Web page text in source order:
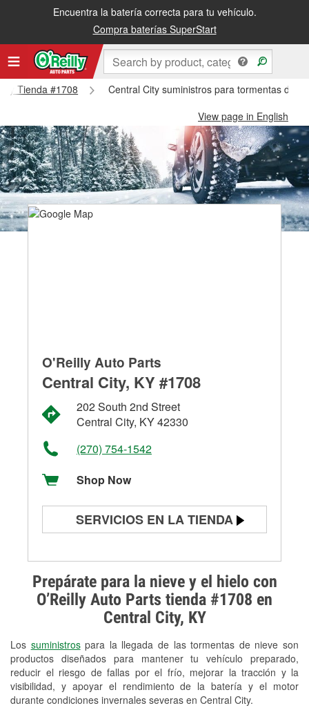
Encuentra la batería correcta para tu vehículo.
Compra baterías SuperStart
Tienda #1708
Central City suministros para tormentas de
View page in English
Prepárate para la nieve y el hielo con
O’Reilly Auto Parts tienda #1708 en
Central City, KY
Los suministrospara la llegada de las tormentas de nieve son
productos diseñados para mantener tu vehículo preparado,
reducir el riesgo de fallas por el frío, mejorar la tracción y la
visibilidad, y apoyar el rendimiento de la batería y el motor
durante condiciones invernales severas en Central City.
O'Reilly Auto Parts
Central City, KY #1708
202 South 2nd Street
Central City, KY 42330
(270) 754-1542
Shop Now
SERVICIOS EN LA TIENDA
Prueba de alternadores y
arrancadores
Revisión de la luz "Check Engine"
Reciclaje de baterías y aceite
Instalación de bombillas de faros
Instalación de limpiaparabrisas